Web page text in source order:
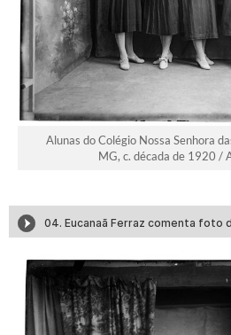
Alunas do Colégio Nossa Senhora
MG, c. década de 1920 /